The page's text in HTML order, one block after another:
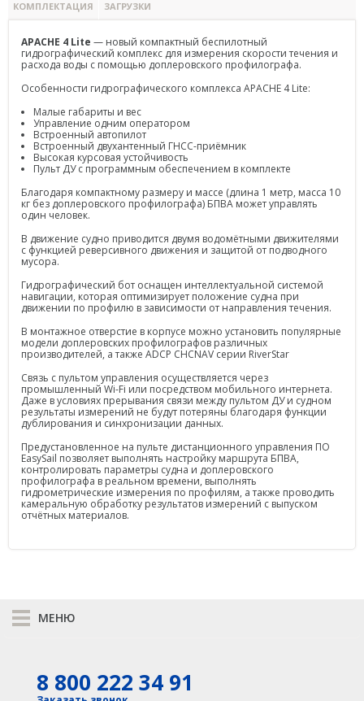
PrinCe
Pacific Crest
Trimble
Трассоискатели
RidGid
Сталкер
Radiodetection
Техно-АС
Программы
PrinCe
Credo
Spectra Precision
Agisoft
Аксессуары
Агро
САУ
Системы на экскаваторы
Системы на грейдеры
Мониторинг
БПЛА
КОМПЛЕКТАЦИЯ ЗАГРУЗКИ
APACHE 4 Lite — новый компактный беспилотный
гидрографический комплекс для измерения скорости течения и
расхода воды с помощью доплеровского профилографа.
Особенности гидрографического комплекса APACHE 4 Lite:
Малые габариты и вес
Управление одним оператором
Встроенный автопилот
Встроенный двухантенный ГНСС-приёмник
Высокая курсовая устойчивость
Пульт ДУ с программным обеспечением в комплекте
Благодаря компактному размеру и массе (длина 1 метр, масса 10
кг без доплеровского профилографа) БПВА может управлять
один человек.
В движение судно приводится двумя водомётными движителями
с функцией реверсивного движения и защитой от подводного
мусора.
Гидрографический бот оснащен интеллектуальной системой
навигации, которая оптимизирует положение судна при
движении по профилю в зависимости от направления течения.
В монтажное отверстие в корпусе можно установить популярные
модели доплеровских профилографов различных
производителей, а также ADCP CHCNAV серии RiverStar
Связь с пультом управления осуществляется через
промышленный Wi-Fi или посредством мобильного интернета.
Даже в условиях прерывания связи между пультом ДУ и судном
результаты измерений не будут потеряны благодаря функции
дублирования и синхронизации данных.
Предустановленное на пульте дистанционного управления ПО
EasySail позволяет выполнять настройку маршрута БПВА,
контролировать параметры судна и доплеровского
профилографа в реальном времени, выполнять
гидрометрические измерения по профилям, а также проводить
камеральную обработку результатов измерений с выпуском
отчётных материалов.
8 800 222 34 91
МЕНЮ
КАТАЛОГ